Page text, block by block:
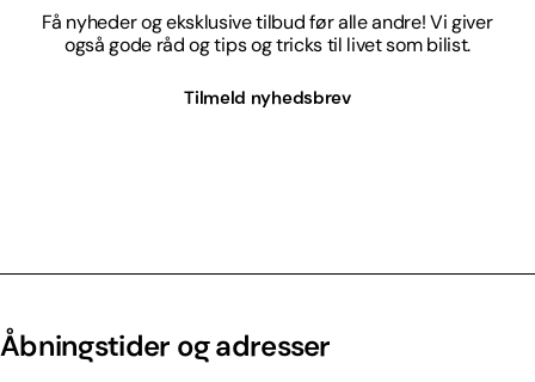
Få nyheder og eksklusive tilbud før alle andre! Vi giver
også gode råd og tips og tricks til livet som bilist.
Tilmeld nyhedsbrev
Åbningstider og adresser